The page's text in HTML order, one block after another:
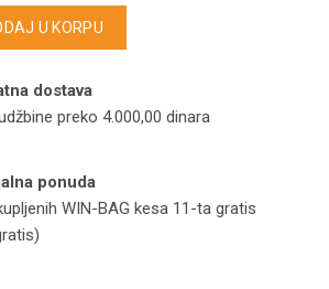
Unlimited 6 – 7 – 8 serije 17008986 količina
U KORPU
dostava
preko 4.000,00 dinara
ponuda
WIN-BAG kesa 11-ta gratis